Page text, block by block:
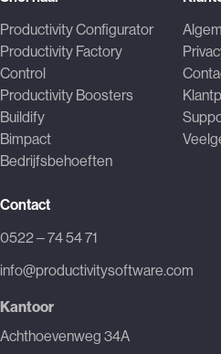
Contact
0522 – 74 54 71
info@productivitysoftware.com
Kantoor
Achthoevenweg 34A
Productivity Configurator
Productivity Factory
Control
Productivity Boosters
Buildify
Bimpact
Bedrijfsbehoeften